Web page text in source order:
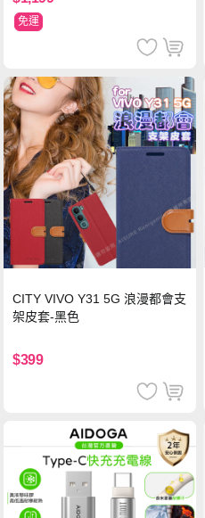
免運
CITY VIVO Y31 5G 浪漫都會支
架皮套-黑色
$399